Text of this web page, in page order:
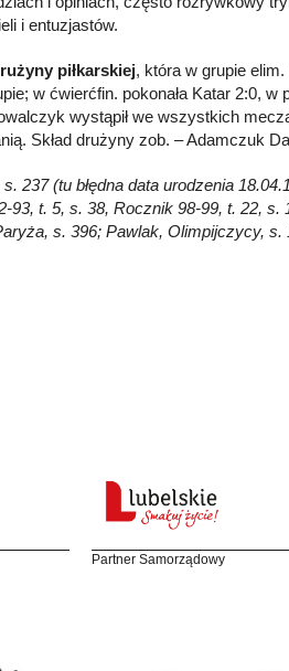
i entuzjastów.
piłkarskiej, która w grupie elim.
w ćwierćfin. pokonała Katar 2:0, w
wystąpił we wszystkich
Skład drużyny zob. – Adamczuk
237 (tu błędna data urodzenia
93, t. 5, s. 38, Rocznik 98-99, t. 22,
s. 396; Pawlak, Olimpijczycy, s.
Partner Samorządowy